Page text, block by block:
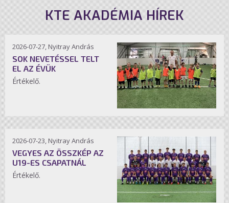
KTE AKADÉMIA HÍREK
2026-07-27, Nyitray András
SOK NEVETÉSSEL TELT
EL AZ ÉVÜK
Értékelő.
2026-07-23, Nyitray András
VEGYES AZ ÖSSZKÉP AZ
U19-ES CSAPATNÁL
Értékelő.